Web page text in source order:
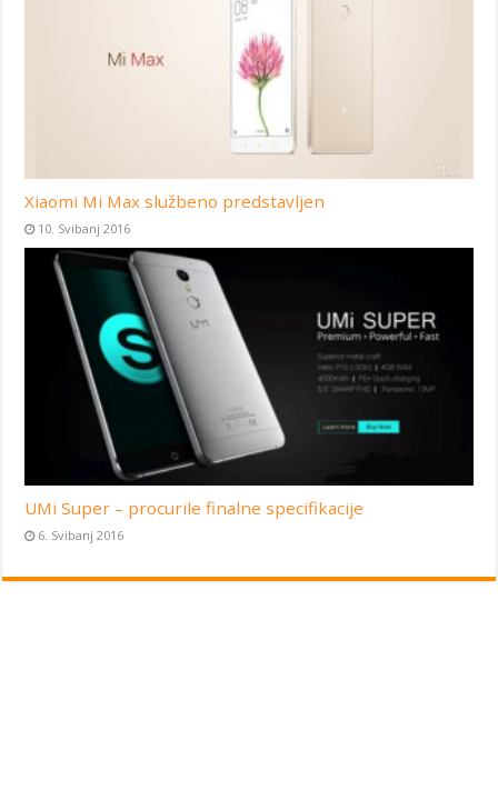
Xiaomi Mi Max službeno predstavljen
10. Svibanj 2016
UMi Super – procurile finalne specifikacije
6. Svibanj 2016